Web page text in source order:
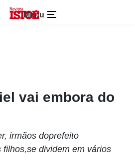
Menu
vai embora do
irmãos doprefeito
dividem em vários